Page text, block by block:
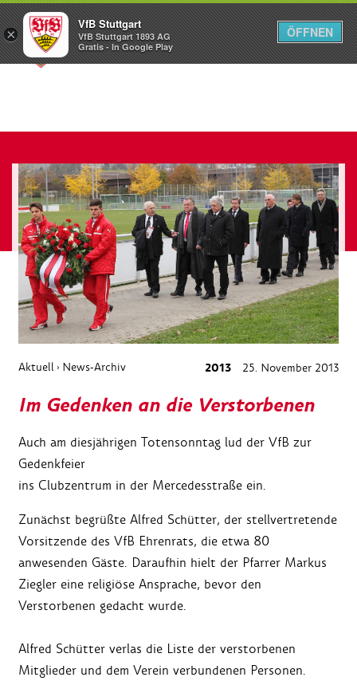
Menü
Aktuell › News-Archiv 2013 25. November 2013
Im Gedenken an die Verstorbenen
Auch am diesjährigen Totensonntag lud der VfB zur
Gedenkfeier
ins Clubzentrum in der Mercedesstraße ein.
Zunächst begrüßte Alfred Schütter, der stellvertretende
Vorsitzende des VfB Ehrenrats, die etwa 80
anwesenden Gäste. Daraufhin hielt der Pfarrer Markus
Ziegler eine religiöse Ansprache, bevor den
Verstorbenen gedacht wurde.
Alfred Schütter verlas die Liste der verstorbenen
Mitglieder und dem Verein verbundenen Personen.
×
VfB Stuttgart
VfB Stuttgart 1893 AG
Gratis - In Google Play
ÖFFNEN